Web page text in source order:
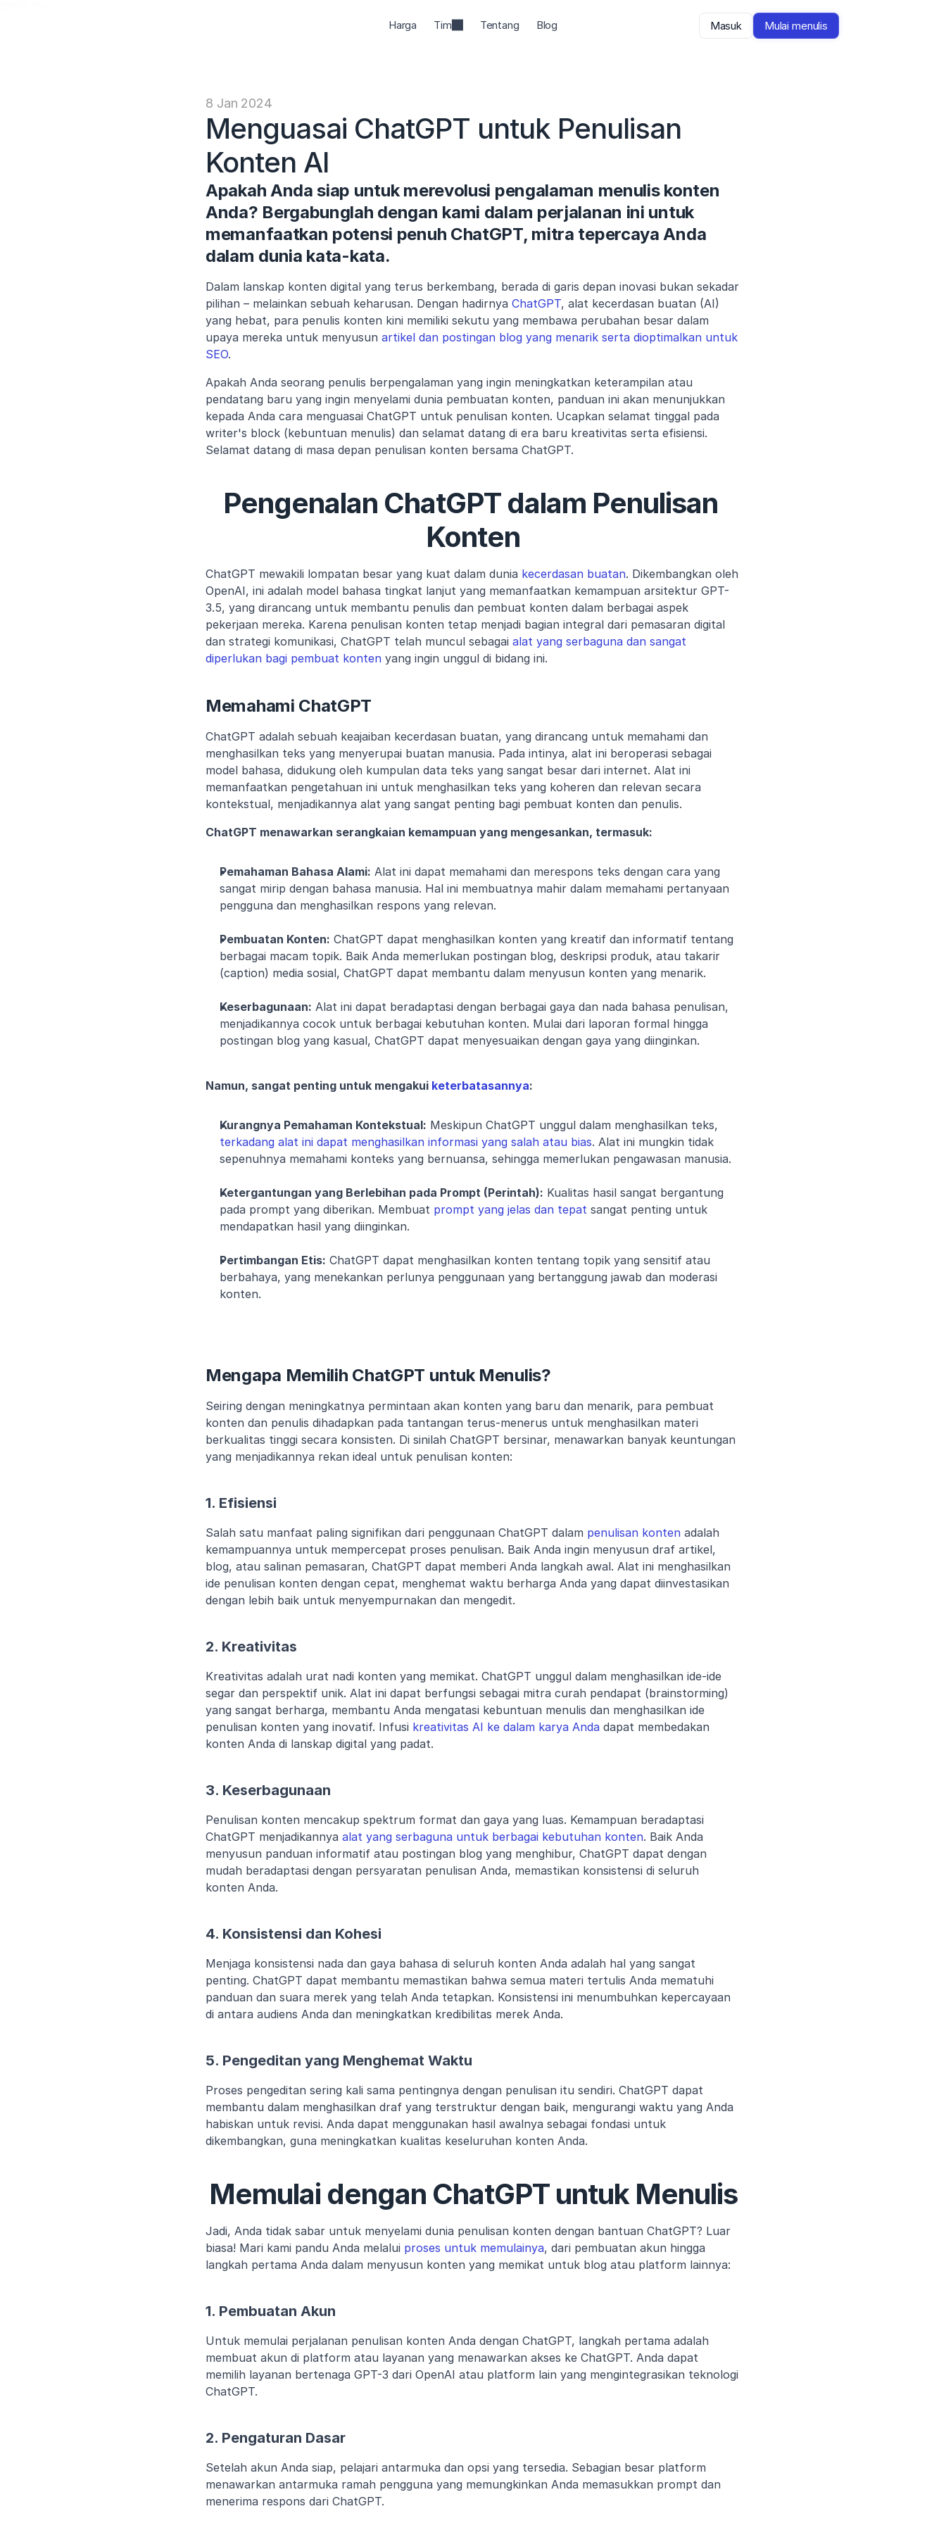
8 Jan 2024
Menguasai ChatGPT untuk Penulisan
Konten AI
Apakah Anda siap untuk merevolusi pengalaman menulis konten
Anda? Bergabunglah dengan kami dalam perjalanan ini untuk
memanfaatkan potensi penuh ChatGPT, mitra tepercaya Anda
dalam dunia kata-kata.
Dalam lanskap konten digital yang terus berkembang, berada di garis depan inovasi bukan sekadar
pilihan – melainkan sebuah keharusan. Dengan hadirnya ChatGPT, alat kecerdasan buatan (AI)
yang hebat, para penulis konten kini memiliki sekutu yang membawa perubahan besar dalam
upaya mereka untuk menyusun artikel dan postingan blog yang menarik serta dioptimalkan untuk
SEO.
Apakah Anda seorang penulis berpengalaman yang ingin meningkatkan keterampilan atau
pendatang baru yang ingin menyelami dunia pembuatan konten, panduan ini akan menunjukkan
kepada Anda cara menguasai ChatGPT untuk penulisan konten. Ucapkan selamat tinggal pada
writer's block (kebuntuan menulis) dan selamat datang di era baru kreativitas serta efisiensi.
Selamat datang di masa depan penulisan konten bersama ChatGPT.
Pengenalan ChatGPT dalam Penulisan
Konten
ChatGPT mewakili lompatan besar yang kuat dalam dunia kecerdasan buatan. Dikembangkan oleh
OpenAI, ini adalah model bahasa tingkat lanjut yang memanfaatkan kemampuan arsitektur GPT-
3.5, yang dirancang untuk membantu penulis dan pembuat konten dalam berbagai aspek
pekerjaan mereka. Karena penulisan konten tetap menjadi bagian integral dari pemasaran digital
dan strategi komunikasi, ChatGPT telah muncul sebagai alat yang serbaguna dan sangat
diperlukan bagi pembuat konten yang ingin unggul di bidang ini.
Memahami ChatGPT
ChatGPT adalah sebuah keajaiban kecerdasan buatan, yang dirancang untuk memahami dan
menghasilkan teks yang menyerupai buatan manusia. Pada intinya, alat ini beroperasi sebagai
model bahasa, didukung oleh kumpulan data teks yang sangat besar dari internet. Alat ini
memanfaatkan pengetahuan ini untuk menghasilkan teks yang koheren dan relevan secara
kontekstual, menjadikannya alat yang sangat penting bagi pembuat konten dan penulis.
ChatGPT menawarkan serangkaian kemampuan yang mengesankan, termasuk:
Pemahaman Bahasa Alami: Alat ini dapat memahami dan merespons teks dengan cara yang
sangat mirip dengan bahasa manusia. Hal ini membuatnya mahir dalam memahami pertanyaan
pengguna dan menghasilkan respons yang relevan.
Pembuatan Konten: ChatGPT dapat menghasilkan konten yang kreatif dan informatif tentang
berbagai macam topik. Baik Anda memerlukan postingan blog, deskripsi produk, atau takarir
(caption) media sosial, ChatGPT dapat membantu dalam menyusun konten yang menarik.
Keserbagunaan: Alat ini dapat beradaptasi dengan berbagai gaya dan nada bahasa penulisan,
menjadikannya cocok untuk berbagai kebutuhan konten. Mulai dari laporan formal hingga
postingan blog yang kasual, ChatGPT dapat menyesuaikan dengan gaya yang diinginkan.
Namun, sangat penting untuk mengakui keterbatasannya:
Kurangnya Pemahaman Kontekstual:
terkadang alat ini dapat menghasilkan informasi yang salah atau bias. Alat ini mungkin tidak
sepenuhnya memahami konteks yang bernuansa, sehingga memerlukan pengawasan manusia.
Ketergantungan yang Berlebihan pada Prompt (Perintah): Kualitas hasil sangat bergantung
pada prompt yang diberikan. Membuat prompt yang jelas dan tepat sangat penting untuk
mendapatkan hasil yang diinginkan.
Pertimbangan Etis: ChatGPT dapat menghasilkan konten tentang topik yang sensitif atau
berbahaya, yang menekankan perlunya penggunaan yang bertanggung jawab dan moderasi
konten.
Mengapa Memilih ChatGPT untuk Menulis?
Seiring dengan meningkatnya permintaan akan konten yang baru dan menarik, para pembuat
konten dan penulis dihadapkan pada tantangan terus-menerus untuk menghasilkan materi
berkualitas tinggi secara konsisten. Di sinilah ChatGPT bersinar, menawarkan banyak keuntungan
yang menjadikannya rekan ideal untuk penulisan konten:
1. Efisiensi
Salah satu manfaat paling signifikan dari penggunaan ChatGPT dalam penulisan konten adalah
kemampuannya untuk mempercepat proses penulisan. Baik Anda ingin menyusun draf artikel,
blog, atau salinan pemasaran, ChatGPT dapat memberi Anda langkah awal. Alat ini menghasilkan
ide penulisan konten dengan cepat, menghemat waktu berharga Anda yang dapat diinvestasikan
dengan lebih baik untuk menyempurnakan dan mengedit.
2. Kreativitas
Kreativitas adalah urat nadi konten yang memikat. ChatGPT unggul dalam menghasilkan ide-ide
segar dan perspektif unik. Alat ini dapat berfungsi sebagai mitra curah pendapat (brainstorming)
yang sangat berharga, membantu Anda mengatasi kebuntuan menulis dan menghasilkan ide
penulisan konten yang inovatif. Infusi kreativitas AI ke dalam karya Anda dapat membedakan
konten Anda di lanskap digital yang padat.
3. Keserbagunaan
Penulisan konten mencakup spektrum format dan gaya yang luas. Kemampuan beradaptasi
ChatGPT menjadikannya alat yang serbaguna untuk berbagai kebutuhan konten. Baik Anda
menyusun panduan informatif atau postingan blog yang menghibur, ChatGPT dapat dengan
mudah beradaptasi dengan persyaratan penulisan Anda, memastikan konsistensi di seluruh
konten Anda.
4. Konsistensi dan Kohesi
Menjaga konsistensi nada dan gaya bahasa di seluruh konten Anda adalah hal yang sangat
penting. ChatGPT dapat membantu memastikan bahwa semua materi tertulis Anda mematuhi
panduan dan suara merek yang telah Anda tetapkan. Konsistensi ini menumbuhkan kepercayaan
di antara audiens Anda dan meningkatkan kredibilitas merek Anda.
5. Pengeditan yang Menghemat Waktu
Proses pengeditan sering kali sama pentingnya dengan penulisan itu sendiri. ChatGPT dapat
membantu dalam menghasilkan draf yang terstruktur dengan baik, mengurangi waktu yang Anda
habiskan untuk revisi. Anda dapat menggunakan hasil awalnya sebagai fondasi untuk
dikembangkan, guna meningkatkan kualitas keseluruhan konten Anda.
Memulai dengan ChatGPT untuk Menulis
Jadi, Anda tidak sabar untuk menyelami dunia penulisan konten dengan bantuan ChatGPT? Luar
biasa! Mari kami pandu Anda melalui proses untuk memulainya, dari pembuatan akun hingga
langkah pertama Anda dalam menyusun konten yang memikat untuk blog atau platform lainnya:
1. Pembuatan Akun
Untuk memulai perjalanan penulisan konten Anda dengan ChatGPT, langkah pertama adalah
membuat akun di platform atau layanan yang menawarkan akses ke ChatGPT. Anda dapat
memilih layanan bertenaga GPT-3 dari OpenAI atau platform lain yang mengintegrasikan teknologi
ChatGPT.
2. Pengaturan Dasar
Setelah akun Anda siap, pelajari antarmuka dan opsi yang tersedia. Sebagian besar platform
menawarkan antarmuka ramah pengguna yang memungkinkan Anda memasukkan prompt dan
menerima respons dari ChatGPT.
Harga Tim Tentang Blog Masuk Mulai menulis